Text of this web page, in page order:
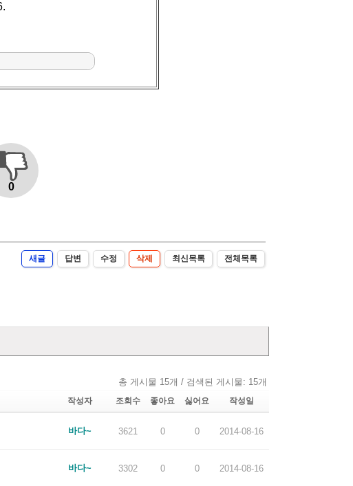
0
새글 답변 수정 삭제 최신목록 전체목록
총 게시물 15개 / 검색된 게시물: 15개
작성자 조회수 좋아요 싫어요 작성일
바다~ 3621 0 0 2014-08-16
바다~ 3302 0 0 2014-08-16